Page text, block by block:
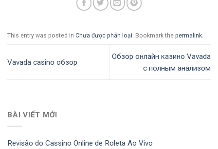
This entry was posted in Chưa được phân loại. Bookmark the permalink.
Vavada casino обзор
Обзор онлайн казино Vavada
с полным анализом
BÀI VIẾT MỚI
Revisão do Cassino Online de Roleta Ao Vivo